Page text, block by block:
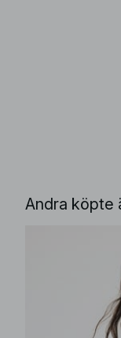
Andra köpte